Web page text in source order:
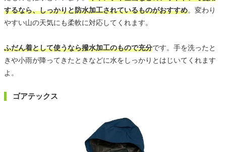
するなら、しっかりと防水加工されているものがおすすめ。変わり
やすい山の天気にも柔軟に対応してくれます。
ふだん着として使うなら撥水加工のもので充分です。手を洗ったと
きや小雨が降ってきたときなどに水をしっかりとはじいてくれます
よ。
ゴアテックス